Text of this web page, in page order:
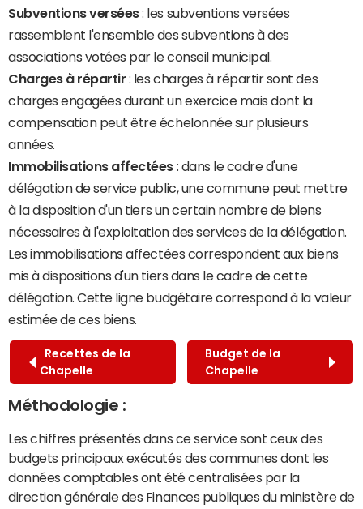
Subventions versées: les subventions versées
rassemblent l'ensemble des subventions à des
associations votées par le conseil municipal.
Charges à répartir : les charges à répartir sont des
charges engagées durant un exercice mais dont la
compensation peut être échelonnée sur plusieurs
années.
Immobilisations affectées : dans le cadre d'une
délégation de service public, une commune peut mettre
à la disposition d'un tiers un certain nombre de biens
nécessaires à l'exploitation des services de la délégation.
Les immobilisations affectées correspondent aux biens
mis à dispositions d'un tiers dans le cadre de cette
délégation. Cette ligne budgétaire correspond à la valeur
estimée de ces biens.
Recettes de la
Chapelle
Budget de la
Chapelle
Méthodologie :
Les chiffres présentés dans ce service sont ceux des
budgets principaux exécutés des communes dont les
données comptables ont été centralisées par la
direction générale des Finances publiques du ministère de